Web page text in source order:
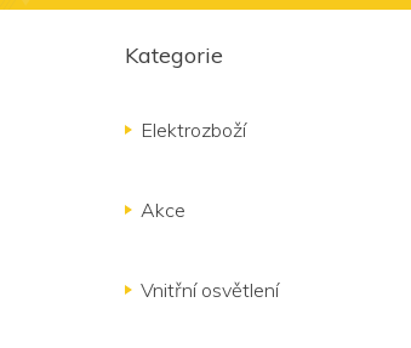
Kategorie
Elektrozboží
Akce
Vnitřní osvětlení